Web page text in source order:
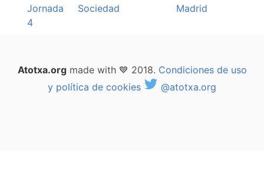
Jornada
4
Sociedad
Madrid
Atotxa.orgmade with 💙 2018. Condiciones de uso
y política de cookies
@atotxa.org